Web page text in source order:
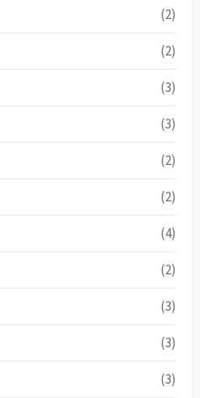
(2)
(2)
(3)
(3)
(2)
(2)
(4)
(2)
(3)
(3)
(3)